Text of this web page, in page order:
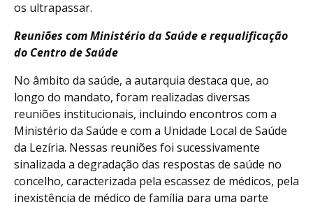
os ultrapassar.
Reuniões com Ministério da Saúde e requalificação
do Centro de Saúde
No âmbito da saúde, a autarquia destaca que, ao
longo do mandato, foram realizadas diversas
reuniões institucionais, incluindo encontros com a
Ministério da Saúde e com a Unidade Local de Saúde
da Lezíria. Nessas reuniões foi sucessivamente
sinalizada a degradação das respostas de saúde no
concelho, caracterizada pela escassez de médicos, pela
inexistência de médico de família para uma parte